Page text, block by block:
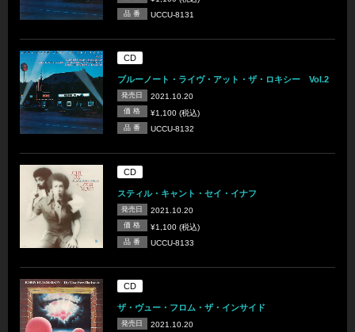
品 番 UCCU-8131
CD
ブルーノート・ライヴ・アット・ザ・ロキシー Vol.2
発売日 2021.10.20
価 格 ¥1,100 (税込)
品 番 UCCU-8132
CD
スティル・キャント・セイ・イナフ
発売日 2021.10.20
価 格 ¥1,100 (税込)
品 番 UCCU-8133
CD
ザ・ヴュー・フロム・ザ・インサイド
発売日 2021.10.20